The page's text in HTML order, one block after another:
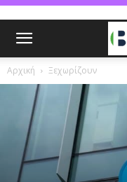
Αρχική Ξεχωρίζουν